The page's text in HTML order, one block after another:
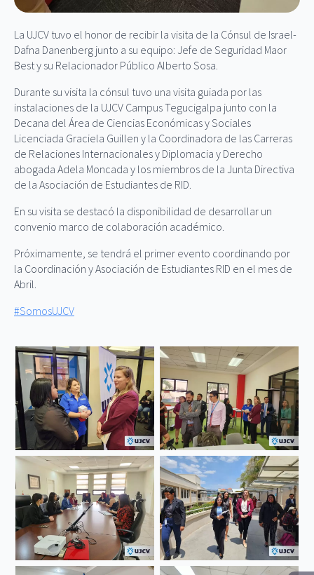
La UJCV tuvo el honor de recibir la visita de la Cónsul de Israel-
Dafna Danenberg junto a su equipo: Jefe de Seguridad Maor
Best y su Relacionador Público Alberto Sosa.
Durante su visita la cónsul tuvo una visita guiada por las
instalaciones de la UJCV Campus Tegucigalpa junto con la
Decana del Área de Ciencias Económicas y Sociales
Licenciada Graciela Guillen y la Coordinadora de las Carreras
de Relaciones Internacionales y Diplomacia y Derecho
abogada Adela Moncada y los miembros de la Junta Directiva
de la Asociación de Estudiantes de RID.
En su visita se destacó la disponibilidad de desarrollar un
convenio marco de colaboración académico.
Próximamente, se tendrá el primer evento coordinando por
la Coordinación y Asociación de Estudiantes RID en el mes de
Abril.
#SomosUJCV